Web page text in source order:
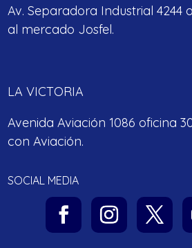
Av. Separadora Industrial 4244
al mercado Josfel.
LA VICTORIA
Avenida Aviación 1086 oficina
con Aviación.
SOCIAL MEDIA